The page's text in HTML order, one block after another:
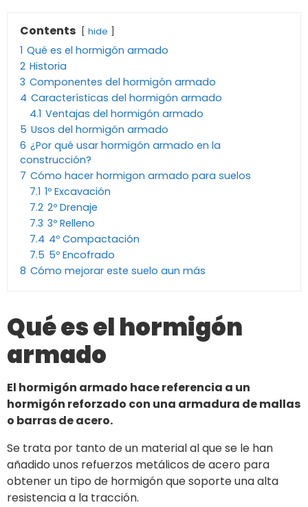
Contents hide
1 Qué es el hormigón armado
2 Historia
3 Componentes del hormigón armado
4 Características del hormigón armado
4.1 Ventajas del hormigón armado
5 Usos del hormigón armado
6 ¿Por qué usar hormigón armado en la
construcción?
7 Cómo hacer hormigon armado para suelos
7.1 1º Excavación
7.2 2º Drenaje
7.3 3º Relleno
7.4 4º Compactación
7.5 5º Encofrado
8 Cómo mejorar este suelo aun más
Qué es el hormigón
armado
El hormigón armado hace referencia a un
hormigón reforzado con una armadura de mallas
o barras de acero.
Se trata por tanto de un material al que se le han
añadido unos refuerzos metálicos de acero para
obtener un tipo de hormigón que soporte una alta
resistencia a la tracción.